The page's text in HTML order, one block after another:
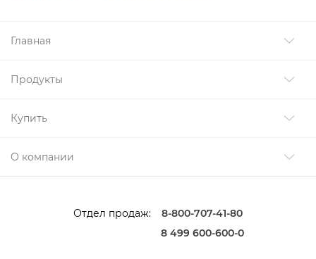
Главная
Продукты
Купить
О компании
Отдел продаж:
8-800-707-41-80
8 499 600-600-0